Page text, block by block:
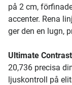
på 2 cm,
accenter. Rena
ger den en lugn,
Ultimate
20,736 precisa
ljuskontroll på